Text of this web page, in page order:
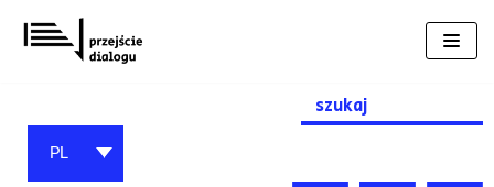
Przejdź
do
Search
for:
PL